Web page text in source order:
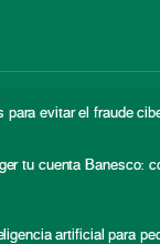
para evitar el fraude
tu cuenta Banesco:
artificial para